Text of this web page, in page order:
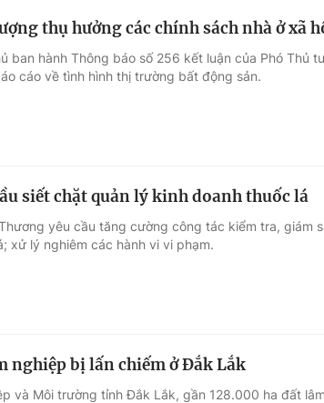
thụ hưởng các chính sách nhà ở xã
ban hành Thông báo số 256 kết luận của Phó Thủ
cáo về tình hình thị trường bất động sản.
siết chặt quản lý kinh doanh thuốc lá
yêu cầu tăng cường công tác kiểm tra, giám
xử lý nghiêm các hành vi vi phạm.
nghiệp bị lấn chiếm ở Đắk Lắk
và Môi trường tỉnh Đắk Lắk, gần 128.000 ha đất